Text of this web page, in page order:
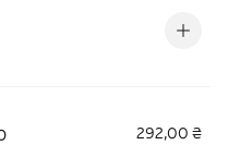
292,00 ₴